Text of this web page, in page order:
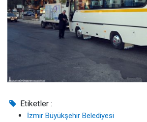
Etiketler :
İzmir Büyükşehir Belediyesi